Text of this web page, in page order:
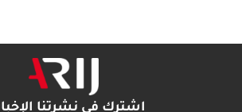
اشترك في نشرتنا